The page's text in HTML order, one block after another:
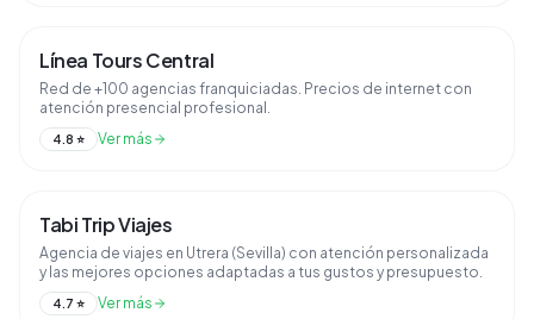
Línea Tours Central
Red de +100 agencias franquiciadas. Precios de internet con
atención presencial profesional.
4.8 ⭐ Ver más
Tabi Trip Viajes
Agencia de viajes en Utrera (Sevilla) con atención personalizada
y las mejores opciones adaptadas a tus gustos y presupuesto.
4.7 ⭐ Ver más